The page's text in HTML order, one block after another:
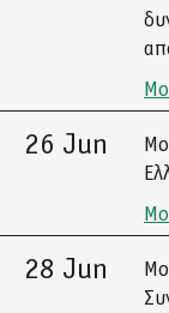
26 Jun
28 Jun